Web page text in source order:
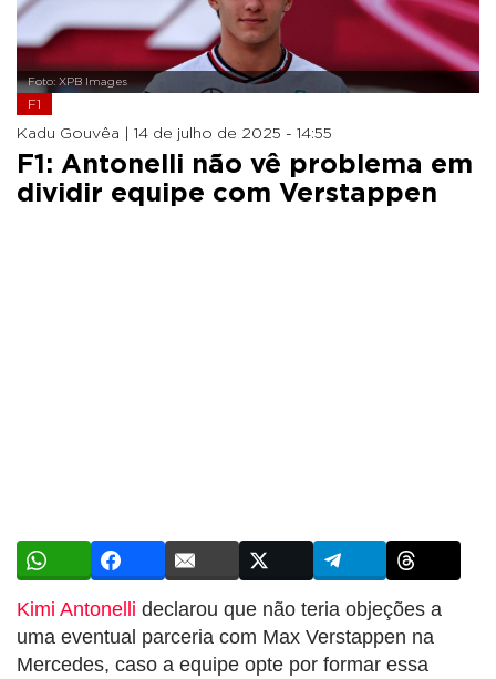
Foto: XPB Images
F1
Kadu Gouvêa | 14 de julho de 2025 - 14:55
F1: Antonelli não vê problema em
dividir equipe com Verstappen
Kimi Antonelli declarou que não teria objeções a
uma eventual parceria com Max Verstappen na
Mercedes, caso a equipe opte por formar essa